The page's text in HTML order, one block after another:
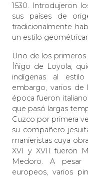
1530. Introdujeron
sus países de
tradicionalmente
un estilo
Uno de los
Íñigo de Loyola,
indígenas al
embargo, varios de
época fueron
que pasó largas
Cuzco por primera
su compañero
manieristas cuya
XVI y XVII fueron
Medoro. A
europeos, varios